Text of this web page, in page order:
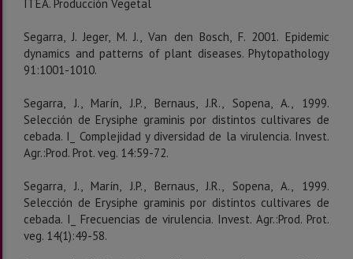
ITEA. Producción Vegetal
Segarra, J. Jeger, M. J., Van den Bosch, F. 2001. Epidemic
dynamics and patterns of plant diseases. Phytopathology
91:1001-1010.
Segarra, J., Marín, J.P., Bernaus, J.R., Sopena, A., 1999.
Selección de Erysiphe graminis por distintos cultivares de
cebada. I_ Complejidad y diversidad de la virulencia. Invest.
Agr.:Prod. Prot. veg. 14:59-72.
Segarra, J., Marín, J.P., Bernaus, J.R., Sopena, A., 1999.
Selección de Erysiphe graminis por distintos cultivares de
cebada. I_ Frecuencias de virulencia. Invest. Agr.:Prod. Prot.
veg. 14(1):49-58.